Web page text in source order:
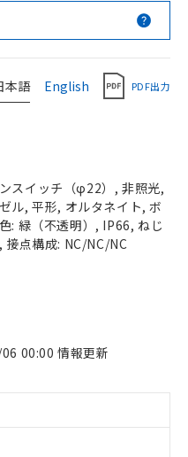
本語 English PDF出力
スイッチ（φ22）, 非照光,
ル, 平形, オルタネイト, ボ
: 緑（不透明）, IP66, ねじ
接点構成: NC/NC/NC
00:00 情報更新